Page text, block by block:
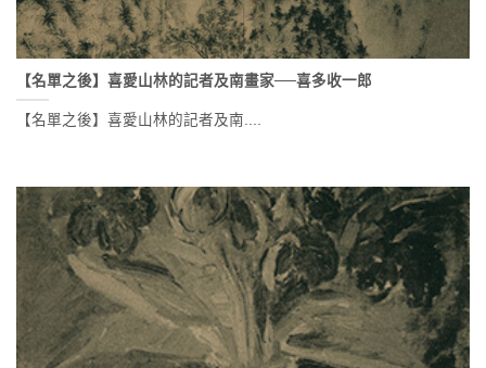
【名單之後】喜愛山林的記者及南畫家──喜多收一郎
【名單之後】喜愛山林的記者及南....